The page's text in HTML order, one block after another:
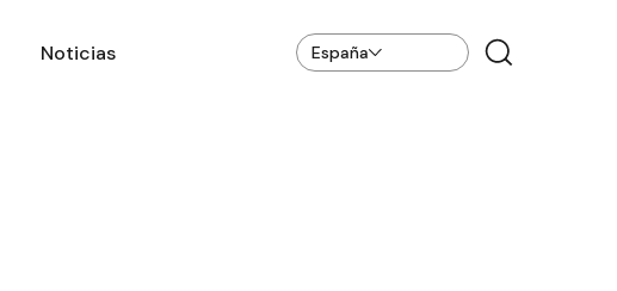
Noticias España